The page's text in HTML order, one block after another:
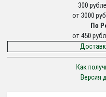
300
от 3000
По
от 450
Как
Версия